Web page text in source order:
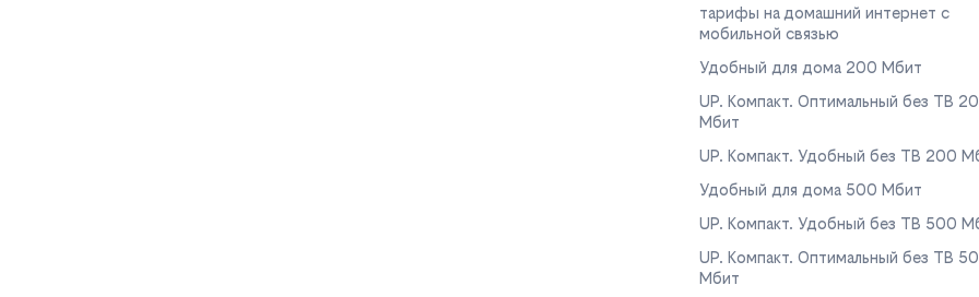
тарифы на домашний интернет с
мобильной связью
Удобный для дома 200 Мбит
UP. Компакт. Оптимальный без ТВ
Мбит
UP. Компакт. Удобный без ТВ 200
Удобный для дома 500 Мбит
UP. Компакт. Удобный без ТВ 500
UP. Компакт. Оптимальный без ТВ
Мбит